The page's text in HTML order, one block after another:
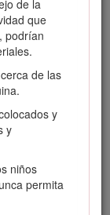
de la
que
podrían
de las
y
y
niños
permita
formación y
localizar un
Toro o
un
al cliente
y serie de su
los números
escanear el